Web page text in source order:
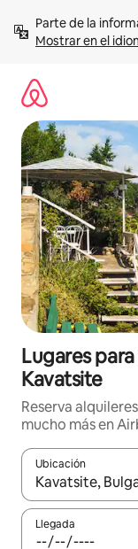
contenidoMostrar en el
Lugares
Kavatsite
Reserva
mucho más en
Ubicación
Cuando los
Llegada